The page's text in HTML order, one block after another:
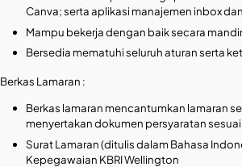
Canva; serta aplikasi manajemen inbox
Mampu bekerja dengan baik secara
Bersedia mematuhi seluruh aturan serta
Berkas Lamaran :
Berkas lamaran mencantumkan lamaran
menyertakan dokumen persyaratan
Surat Lamaran (ditulis dalam Bahasa
Kepegawaian KBRI Wellington